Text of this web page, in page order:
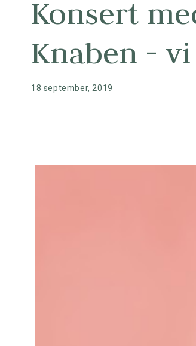
Konsert
Knaben -
18 september, 2019